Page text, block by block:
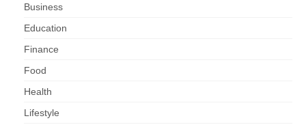
Business
Education
Finance
Food
Health
Lifestyle